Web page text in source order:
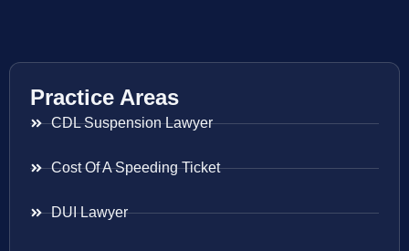
Practice Areas
CDL Suspension Lawyer
Cost Of A Speeding Ticket
DUI Lawyer